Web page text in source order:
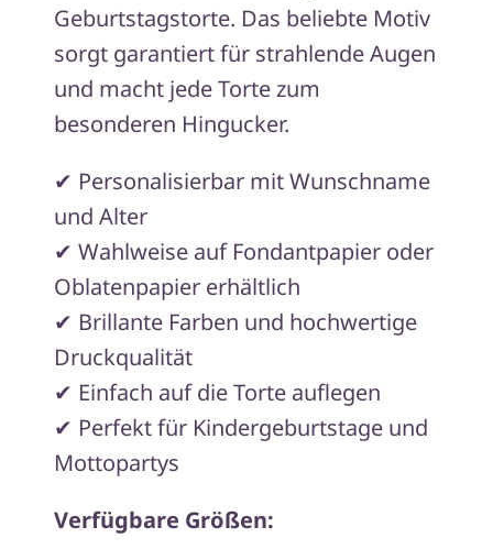
Geburtstagstorte. Das beliebte Motiv
sorgt garantiert für strahlende Augen
und macht jede Torte zum
besonderen Hingucker.
✔ Personalisierbar mit Wunschname
und Alter
✔ Wahlweise auf Fondantpapier oder
Oblatenpapier erhältlich
✔ Brillante Farben und hochwertige
Druckqualität
✔ Einfach auf die Torte auflegen
✔ Perfekt für Kindergeburtstage und
Mottopartys
Verfügbare Größen: